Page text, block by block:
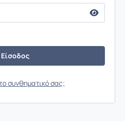
συνθηματικό σας;